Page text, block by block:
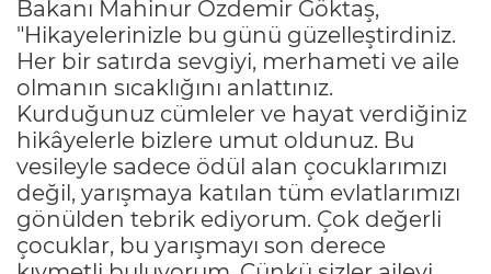
Bakanı Mahinur Özdemir Göktaş,
"Hikayelerinizle bu günü güzelleştirdiniz.
Her bir satırda sevgiyi, merhameti ve aile
olmanın sıcaklığını anlattınız.
Kurduğunuz cümleler ve hayat verdiğiniz
hikâyelerle bizlere umut oldunuz. Bu
vesileyle sadece ödül alan çocuklarımızı
değil, yarışmaya katılan tüm evlatlarımızı
gönülden tebrik ediyorum. Çok değerli
çocuklar, bu yarışmayı son derece